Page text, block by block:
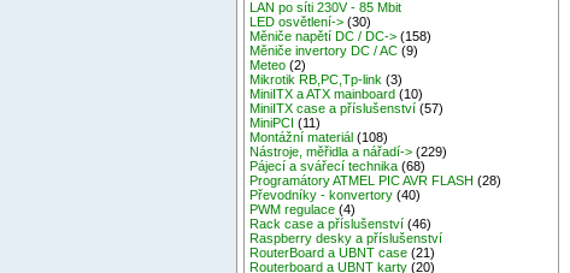
LAN po síti 230V - 85 Mbit
LED osvětlení-> (30)
Měniče napětí DC / DC-> (158)
Měniče invertory DC / AC (9)
Meteo (2)
Mikrotik RB,PC,Tp-link (3)
MiniITX a ATX mainboard (10)
MiniITX case a příslušenství (57)
MiniPCI (11)
Montážní materiál (108)
Nástroje, měřidla a nářadí-> (229)
Pájecí a svářecí technika (68)
Programátory ATMEL PIC AVR FLASH (28)
Převodníky - konvertory (40)
PWM regulace (4)
Rack case a příslušenství (46)
Raspberry desky a příslušenství
RouterBoard a UBNT case (21)
Routerboard a UBNT karty (20)